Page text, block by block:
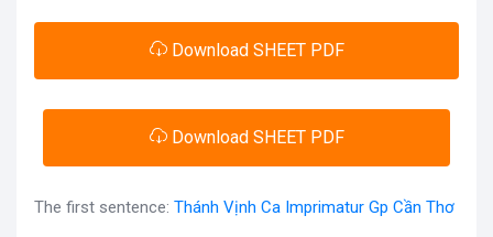
Download SHEET PDF
Download SHEET PDF
The first sentence: Thánh Vịnh Ca Imprimatur Gp Cần Thơ